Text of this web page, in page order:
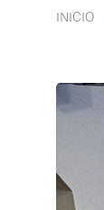
INICIO